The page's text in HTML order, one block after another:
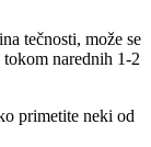
tečnosti, može se
tokom narednih 1-2
primetite neki od